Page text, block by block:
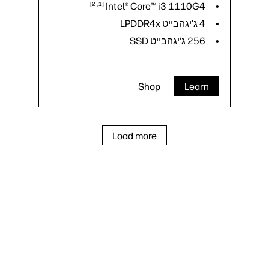
Intel® Core™ i3 1110G4
1
2
4 ג'יגהבייט LPDDR4x
256 ג'יגהבייט SSD
Learn
Shop
Load more